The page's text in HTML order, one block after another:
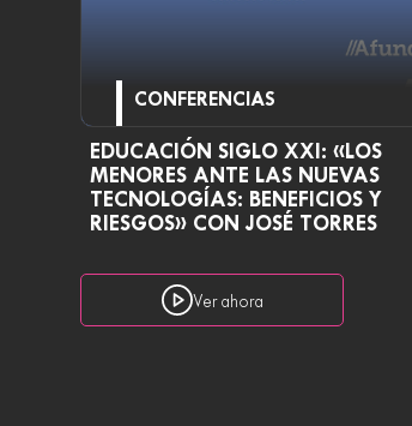
CONFERENCIAS
EDUCACIÓN SIGLO XXI: «LOS
MENORES ANTE LAS NUEVAS
TECNOLOGÍAS: BENEFICIOS Y
RIESGOS» CON JOSÉ TORRES
Ver ahora